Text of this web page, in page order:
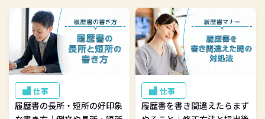
仕事
履歴書の長所・短所の好印象
仕事
履歴書を書き間違えたらまず